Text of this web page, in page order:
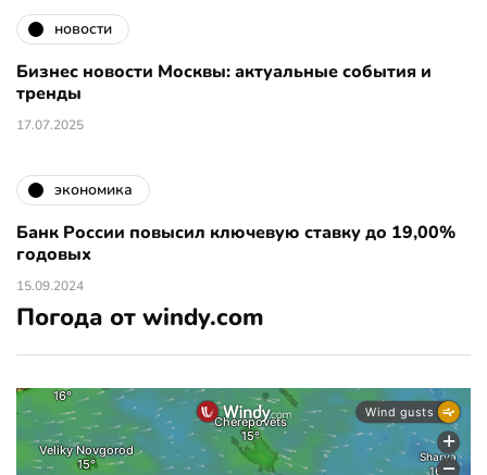
новости
Бизнес новости Москвы: актуальные события и
тренды
17.07.2025
экономика
Банк России повысил ключевую ставку до 19,00%
годовых
15.09.2024
Погода от windy.com